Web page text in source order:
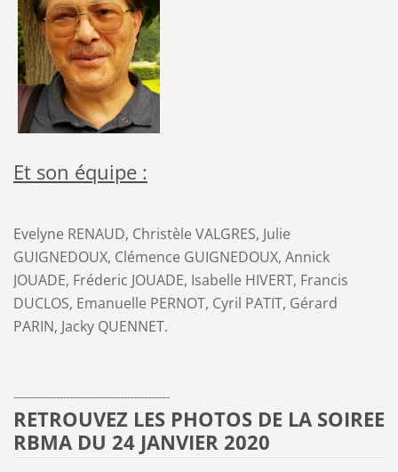
Et son équipe :
Evelyne RENAUD, Christèle VALGRES, Julie
GUIGNEDOUX, Clémence GUIGNEDOUX, Annick
JOUADE, Fréderic JOUADE, Isabelle HIVERT, Francis
DUCLOS, Emanuelle PERNOT, Cyril PATIT, Gérard
PARIN, Jacky QUENNET.
--------------------------------------------
RETROUVEZ LES PHOTOS DE LA SOIREE
RBMA DU 24 JANVIER 2020